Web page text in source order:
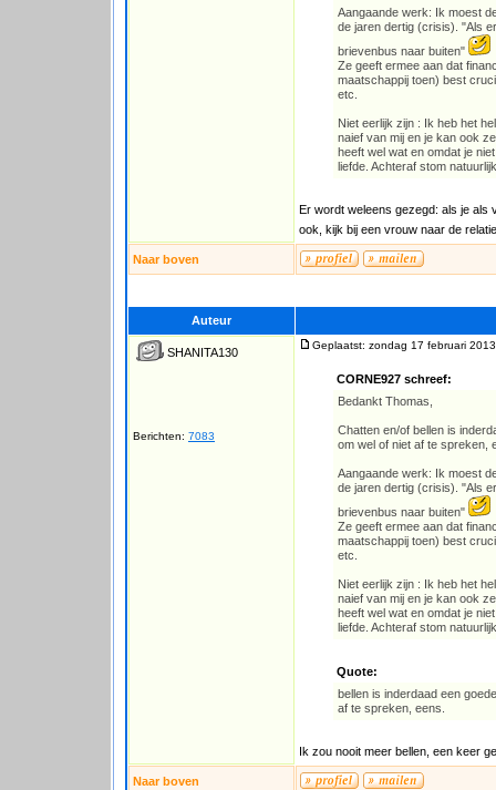
Aangaande werk: Ik moest
de jaren dertig (crisis). "Als
brievenbus naar buiten"
Ze geeft ermee aan dat
maatschappij toen) best
etc.
Niet eerlijk zijn : Ik heb het
naief van mij en je kan ook
heeft wel wat en omdat je
liefde. Achteraf stom
Er wordt weleens gezegd: als je als
ook, kijk bij een vrouw naar de
Naar boven
Auteur
SHANITA130
Berichten: 7083
Geplaatst: zondag 17 februari
CORNE927 schreef:
Bedankt Thomas,
Chatten en/of bellen is
om wel of niet af te spreken,
Aangaande werk: Ik moest
de jaren dertig (crisis). "Als
brievenbus naar buiten"
Ze geeft ermee aan dat
maatschappij toen) best
etc.
Niet eerlijk zijn : Ik heb het
naief van mij en je kan ook
heeft wel wat en omdat je
liefde. Achteraf stom
Quote:
bellen is inderdaad een
af te spreken, eens.
Ik zou nooit meer bellen, een keer
Naar boven